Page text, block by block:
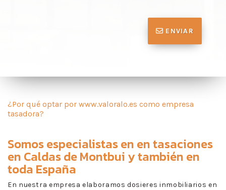
ENVIAR
¿Por qué optar por www.valoralo.es como empresa
tasadora?
Somos especialistas en entasaciones
en Caldas de Montbui y también en
toda España
En nuestra empresa elaboramos dosieres inmobiliarios en